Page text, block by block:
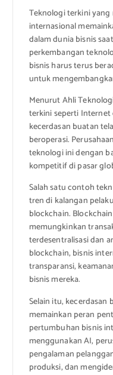
Teknologi terkini
internasional
dalam dunia bisnis
perkembangan
bisnis harus terus
untuk
Menurut Ahli
terkini seperti Internet
kecerdasan buatan
beroperasi.
teknologi ini dengan
kompetitif di pasar
Salah satu contoh
tren di kalangan
blockchain.
memungkinkan
terdesentralisasi dan
blockchain, bisnis
transparansi,
bisnis mereka.
Selain itu,
memainkan peran
pertumbuhan bisnis
menggunakan AI,
pengalaman
produksi, dan